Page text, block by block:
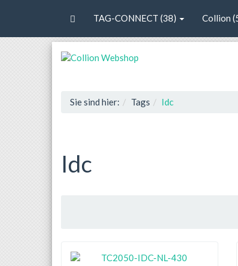
TAG-CONNECT (38) Collion
Sie sind hier: Tags Idc
Idc